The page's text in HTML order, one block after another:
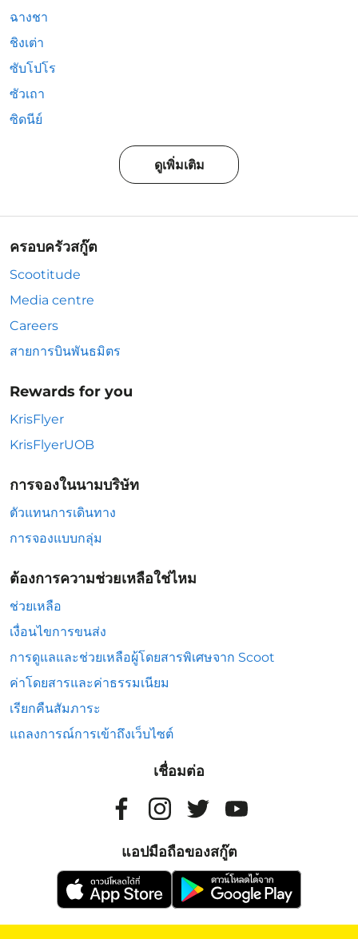
ฉางชา
ชิงเต่า
ซับโปโร
ซัวเถา
ซิดนีย์
ดูเพิ่มเติม
ครอบครัวสกู๊ต
Scootitude
Media centre
Careers
สายการบินพันธมิตร
Rewards for you
KrisFlyer
KrisFlyerUOB
การจองในนามบริษัท
ตัวแทนการเดินทาง
การจองแบบกลุ่ม
ต้องการความช่วยเหลือใช่ไหม
ช่วยเหลือ
เงื่อนไขการขนส่ง
การดูแลและช่วยเหลือผู้โดยสารพิเศษจาก Scoot
ค่าโดยสารและค่าธรรมเนียม
เรียกคืนสัมภาระ
แถลงการณ์การเข้าถึงเว็บไซต์
เชื่อมต่อ
แอปมือถือของสกู๊ต